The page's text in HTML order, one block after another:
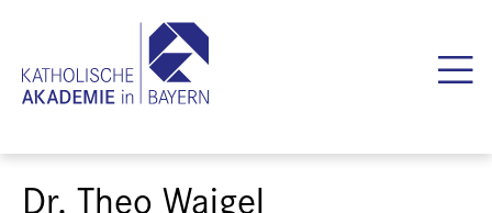
Dr. Theo Waigel